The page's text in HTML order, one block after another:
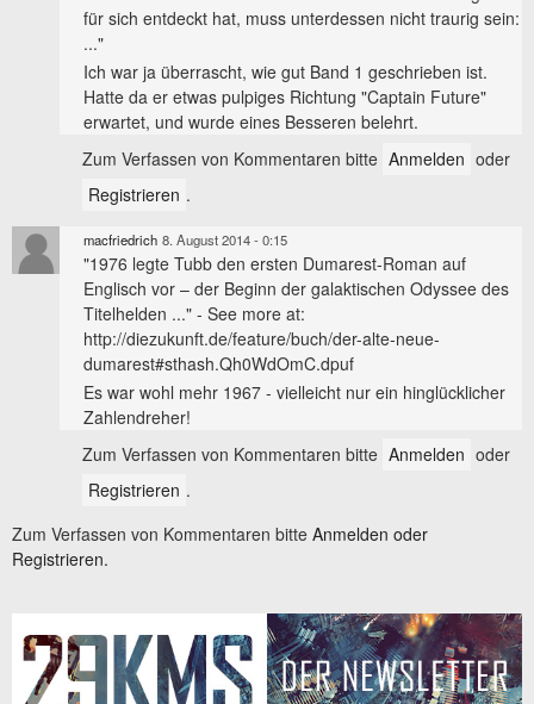
für sich entdeckt hat, muss unterdessen nicht traurig sein:
..."
Ich war ja überrascht, wie gut Band 1 geschrieben ist.
Hatte da er etwas pulpiges Richtung "Captain Future"
erwartet, und wurde eines Besseren belehrt.
Zum Verfassen von Kommentaren bitte Anmelden oder
Registrieren .
macfriedrich 8. August 2014 - 0:15
"1976 legte Tubb den ersten Dumarest-Roman auf
Englisch vor – der Beginn der galaktischen Odyssee des
Titelhelden ..." - See more at:
http://diezukunft.de/feature/buch/der-alte-neue-
dumarest#sthash.Qh0WdOmC.dpuf
Es war wohl mehr 1967 - vielleicht nur ein hinglücklicher
Zahlendreher!
Zum Verfassen von Kommentaren bitte Anmelden oder
Registrieren .
Zum Verfassen von Kommentaren bitte Anmelden oder
Registrieren.